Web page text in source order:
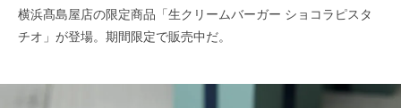
横浜髙島屋店の限定商品「生クリームバーガー ショコラピスタ
チオ」が登場。期間限定で販売中だ。